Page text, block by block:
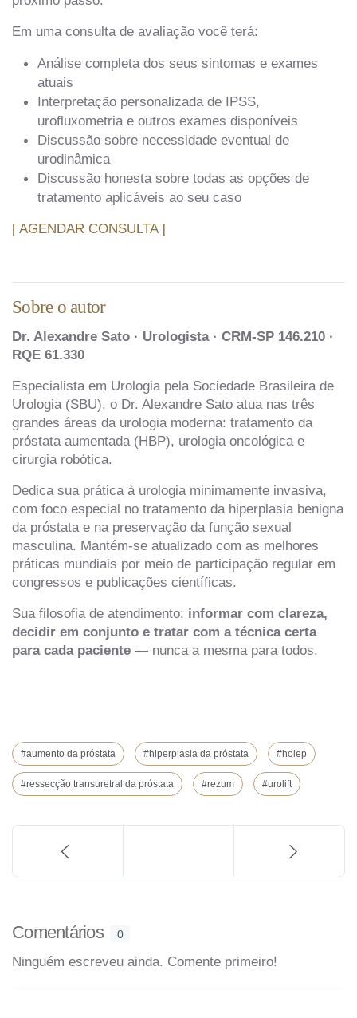
Em uma consulta de avaliação você terá:
Análise completa dos seus sintomas e exames
atuais
Interpretação personalizada de IPSS,
urofluxometria e outros exames disponíveis
Discussão sobre necessidade eventual de
urodinâmica
Discussão honesta sobre todas as opções de
tratamento aplicáveis ao seu caso
[ AGENDAR CONSULTA ]
Sobre o autor
Dr. Alexandre Sato · Urologista · CRM-SP 146.210 ·
RQE 61.330
Especialista em Urologia pela Sociedade Brasileira de
Urologia (SBU), o Dr. Alexandre Sato atua nas três
grandes áreas da urologia moderna: tratamento da
próstata aumentada (HBP), urologia oncológica e
cirurgia robótica.
Dedica sua prática à urologia minimamente invasiva,
com foco especial no tratamento da hiperplasia benigna
da próstata e na preservação da função sexual
masculina. Mantém-se atualizado com as melhores
práticas mundiais por meio de participação regular em
congressos e publicações científicas.
Sua filosofia de atendimento: informar com clareza,
decidir em conjunto e tratar com a técnica certa
para cada paciente — nunca a mesma para todos.
#aumento da próstata #hiperplasia da próstata #holep
#ressecção transuretral da próstata #rezum #urolift
Comentários 0
Ninguém escreveu ainda. Comente primeiro!